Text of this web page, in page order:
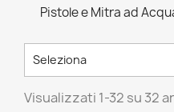
Pistole e Mitra ad
Seleziona
Visualizzati 1-32 su 32